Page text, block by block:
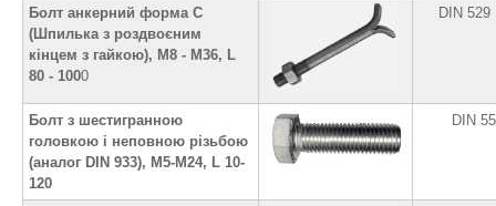
Болт анкерний форма С
(Шпилька з роздвоєним
кінцем з гайкою), М8 - М36, L
80 - 1000
DIN 529
Болт з шестигранною
головкою і неповною різьбою
(аналог DIN 933), М5-М24, L 10-
120
DIN